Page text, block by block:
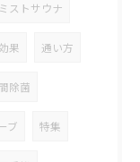
ミストサウナ
効果 通い方
除菌
ブ 特集